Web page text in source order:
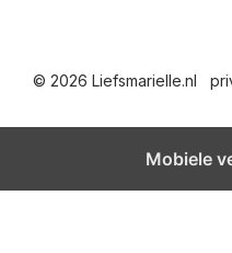
© 2026 Liefsmarielle.nl
Mobiele